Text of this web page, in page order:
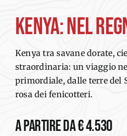
KENYA: NEL
Kenya tra savane dorate,
straordinaria: un viaggio
primordiale, dalle terre del
rosa dei fenicotteri.
a partire da € 4.530